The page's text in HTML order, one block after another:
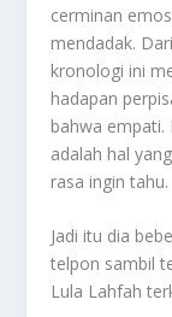
cerminan
mendadak.
kronologi ini
hadapan
bahwa
adalah hal
rasa ingin tahu.
Jadi itu dia
telpon sambil
Lula Lahfah